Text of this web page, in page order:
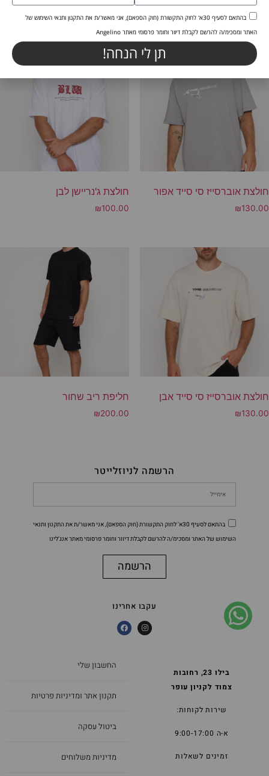
מוצרים קשורים
חולצת ג'נריישן לבן
₪100.00
חולצת אוברסייז סי סייד אפור
₪130.00
חליפת ריב שחור
₪200.00
חולצת אוברסייז סי סייד אבן
₪130.00
החשבון שלי
תקנון אתר ומדיניות פרטיות
ביטול עסקה
מדיניות משלוחים
בילו 23, רחובות
צמוד לקניון עופר
שירות לקוחות:
א-ה 9:00-17:00
זמינים לשאלות
הרשמה לניוזלייטר
בהתאם לסעיף 30א' לחוק התקשורת (חוק הספאם), אני מאשר/ת את התקנון ותנאי
השימוש של האתר ומסכימ/ה להרשם לקבלת דיוור וחומר פרסומי מאתר אנג'לינו
הרשמה
עקבו אחרינו
בהתאם לסעיף 30א' לחוק התקשורת (חוק הספאם), אני מאשר/ת את התקנון ותנאי השימוש של
האתר ומסכימ/ה להרשם לקבלת דיוור וחומר פרסומי מאתר Angelino
תן לי הנחה!